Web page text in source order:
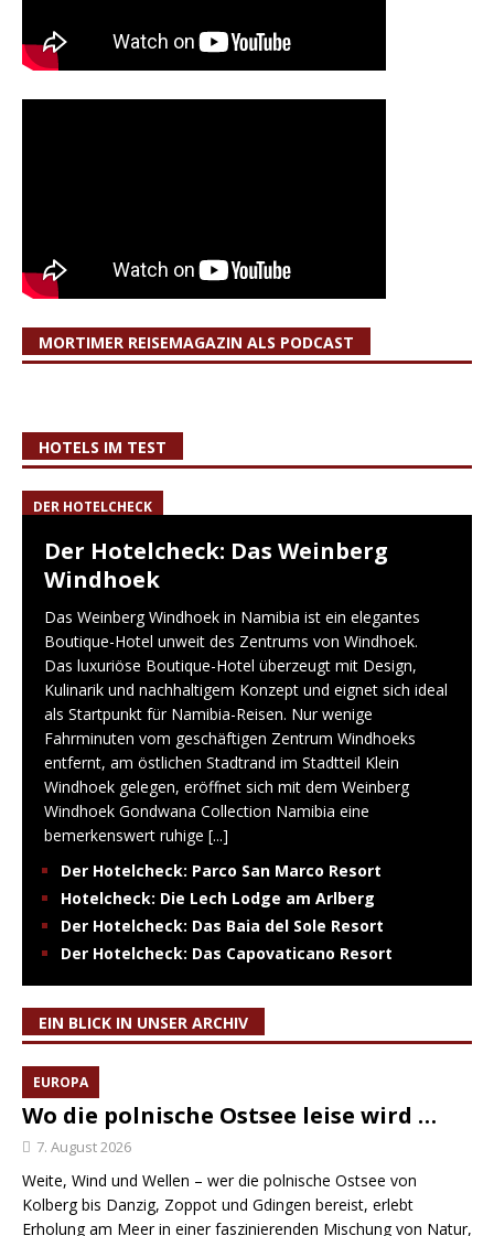
MORTIMER REISEMAGAZIN ALS PODCAST
HOTELS IM TEST
DER HOTELCHECK
Der Hotelcheck: Das Weinberg
Windhoek
Das Weinberg Windhoek in Namibia ist ein elegantes
Boutique-Hotel unweit des Zentrums von Windhoek.
Das luxuriöse Boutique-Hotel überzeugt mit Design,
Kulinarik und nachhaltigem Konzept und eignet sich ideal
als Startpunkt für Namibia-Reisen. Nur wenige
Fahrminuten vom geschäftigen Zentrum Windhoeks
entfernt, am östlichen Stadtrand im Stadtteil Klein
Windhoek gelegen, eröffnet sich mit dem Weinberg
Windhoek Gondwana Collection Namibia eine
bemerkenswert ruhige [...]
Der Hotelcheck: Parco San Marco Resort
Hotelcheck: Die Lech Lodge am Arlberg
Der Hotelcheck: Das Baia del Sole Resort
Der Hotelcheck: Das Capovaticano Resort
EIN BLICK IN UNSER ARCHIV
EUROPA
Wo die polnische Ostsee leise wird …
7. August 2026
Weite, Wind und Wellen – wer die polnische Ostsee von
Kolberg bis Danzig, Zoppot und Gdingen bereist, erlebt
Erholung am Meer in einer faszinierenden Mischung von Natur,